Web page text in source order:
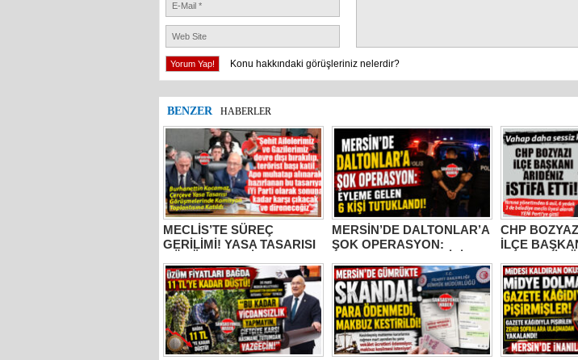
Konu hakkındaki görüşleriniz nelerdir?
BENZER HABERLER
MECLİS’TE SÜREÇ
GERİLİMİ! YASA TASARISI
KATILAN İYİ PARTİ MERSİN
MİLLETVEKİLİ
BURHANETTİN KOCAMAZ:
“ŞEHİT AİLELERİ DEVRE
DIŞI, KATİL APO
MUHATAP!”
MERSİN’DE DALTONLAR’A
ŞOK OPERASYON:
TUTUKLANDI!
CHP
İLÇE
PARTİDEN
PARTİ’YE